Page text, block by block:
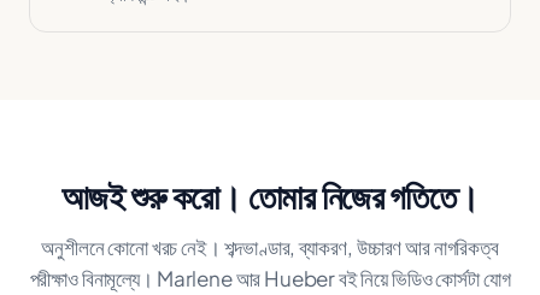
আজই শুরু করো। তোমার নিজের গতিতে।
অনুশীলনে কোনো খরচ নেই। শব্দভাণ্ডার, ব্যাকরণ, উচ্চারণ আর নাগরিকত্ব
পরীক্ষাও বিনামূল্যে। Marlene আর Hueber বই নিয়ে ভিডিও কোর্সটা যোগ